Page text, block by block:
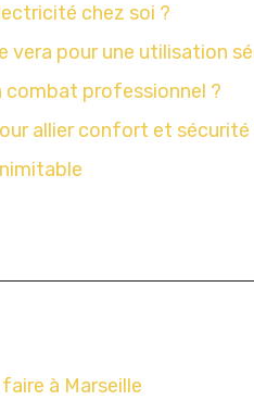
chez soi ?
vera pour une utilisation
combat professionnel ?
allier confort et sécurité
à Marseille